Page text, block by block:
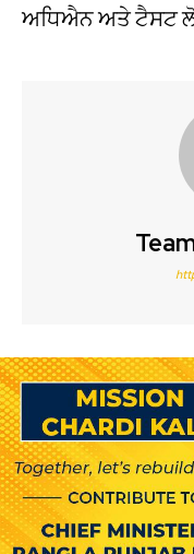
ਅਧਿਐਨ ਅਤੇ ਟੈਸਟ